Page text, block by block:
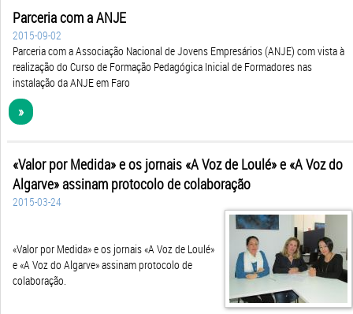
Parceria com a ANJE
2015-09-02
Parceria com a Associação Nacional de Jovens Empresários (ANJE) com vista à
realização do Curso de Formação Pedagógica Inicial de Formadores nas
instalação da ANJE em Faro
»
«Valor por Medida» e os jornais «A Voz de Loulé» e «A Voz do
Algarve» assinam protocolo de colaboração
2015-03-24
«Valor por Medida» e os jornais «A Voz de Loulé»
e «A Voz do Algarve» assinam protocolo de
colaboração.